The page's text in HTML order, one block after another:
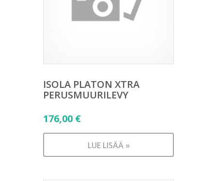
ISOLA PLATON XTRA
PERUSMUURILEVY
176,00 €
LUE LISÄÄ »